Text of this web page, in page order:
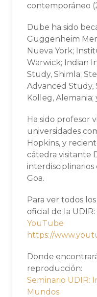
contemporáneo
Dube ha sido
Guggenheim
Nueva York;
Warwick; Indian
Study, Shimla;
Advanced Study,
Kolleg, Alemania;
Ha sido profesor
universidades
Hopkins, y
cátedra visitante
interdisciplinarios
Goa.
Para ver todos
oficial de la UDIR:
YouTube
https://
Donde
reproducción:
Seminario UDIR:
Mundos